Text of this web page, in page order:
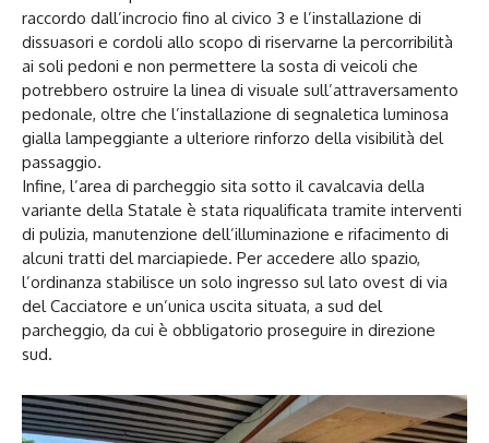
raccordo dall’incrocio fino al civico 3 e l’installazione di
dissuasori e cordoli allo scopo di riservarne la percorribilità
ai soli pedoni e non permettere la sosta di veicoli che
potrebbero ostruire la linea di visuale sull’attraversamento
pedonale, oltre che l’installazione di segnaletica luminosa
gialla lampeggiante a ulteriore rinforzo della visibilità del
passaggio.
Infine, l’area di parcheggio sita sotto il cavalcavia della
variante della Statale è stata riqualificata tramite interventi
di pulizia, manutenzione dell’illuminazione e rifacimento di
alcuni tratti del marciapiede. Per accedere allo spazio,
l’ordinanza stabilisce un solo ingresso sul lato ovest di via
del Cacciatore e un’unica uscita situata, a sud del
parcheggio, da cui è obbligatorio proseguire in direzione
sud.